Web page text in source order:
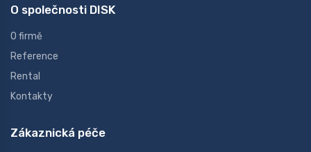
O společnosti DISK
O firmě
Reference
Rental
Kontakty
Zákaznická péče